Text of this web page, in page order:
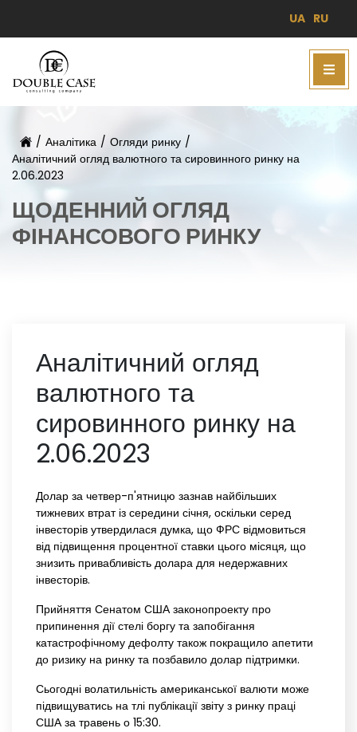
UA RU
/ Аналітика / Огляди ринку /
Аналітичний огляд валютного та сировинного ринку на
2.06.2023
ЩОДЕННИЙ ОГЛЯД
ФІНАНСОВОГО РИНКУ
Аналітичний огляд
валютного та
сировинного ринку на
2.06.2023
Долар за четвер-п'ятницю зазнав найбільших
тижневих втрат із середини січня, оскільки серед
інвесторів утвердилася думка, що ФРС відмовиться
від підвищення процентної ставки цього місяця, що
знизить привабливість долара для недержавних
інвесторів.
Прийняття Сенатом США законопроекту про
припинення дії стелі боргу та запобігання
катастрофічному дефолту також покращило апетити
до ризику на ринку та позбавило долар підтримки.
Сьогодні волатильність американської валюти може
підвищуватись на тлі публікації звіту з ринку праці
США за травень о 15:30.